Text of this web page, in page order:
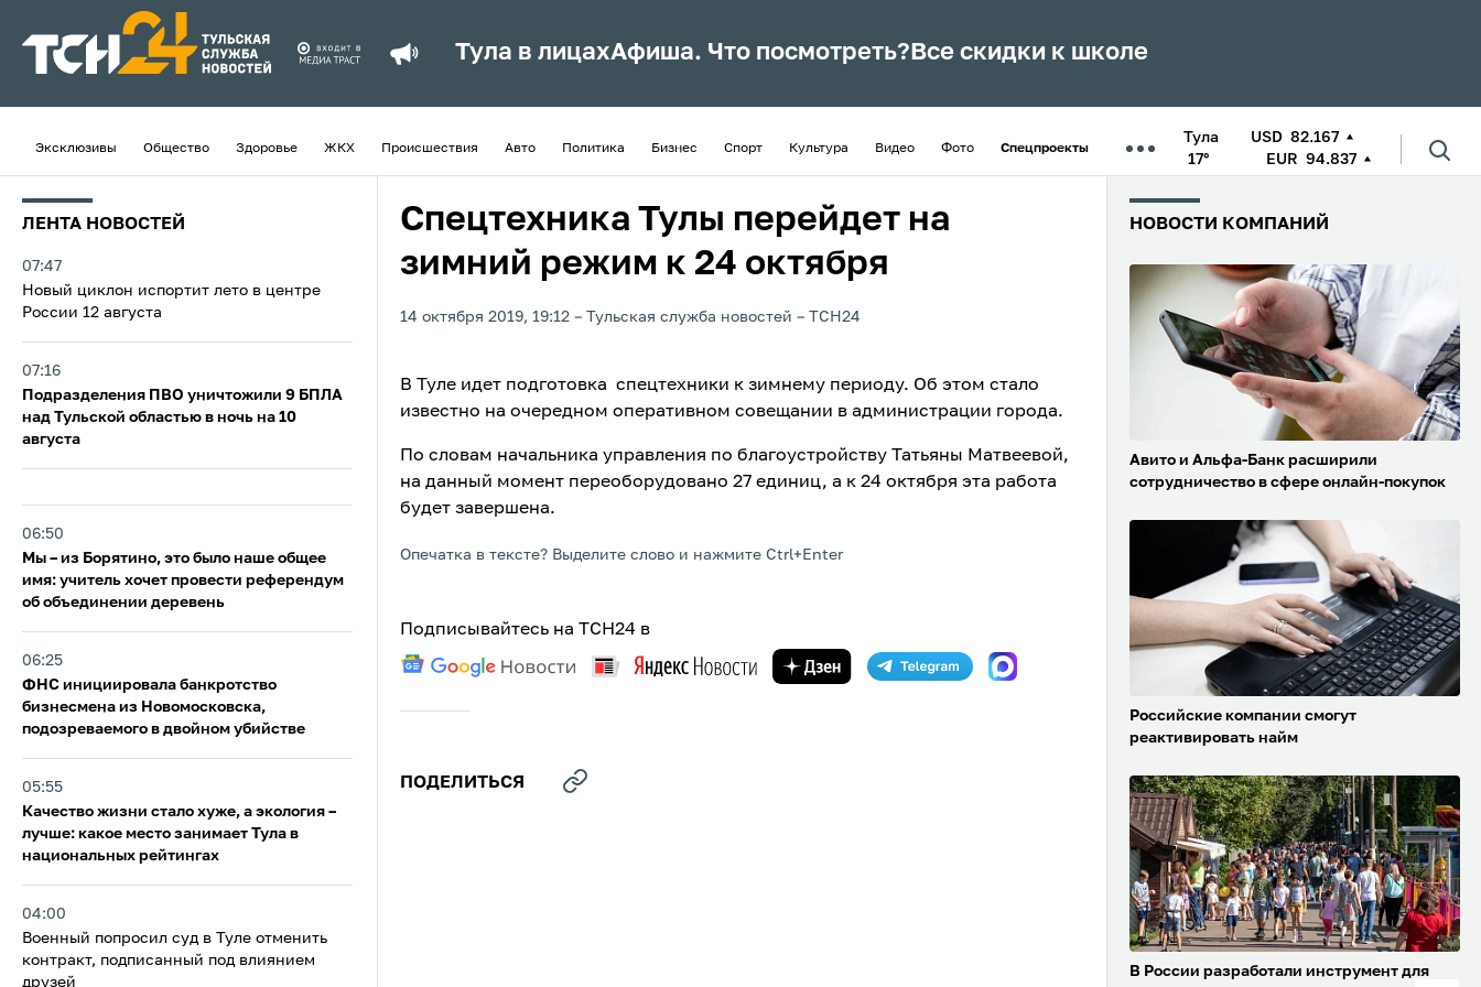
Тула в лицахАфиша. Что посмотреть? Все скидки к школе
Эксклюзивы Общество Здоровье ЖКХ Происшествия Авто Политика Бизнес Спорт Культура Видео Фото Спецпроекты
Тула
17°
USD 82.167
EUR 94.837
ЛЕНТА НОВОСТЕЙ
07:47
Новый циклон испортит лето в центре
России 12 августа
07:16
Подразделения ПВО уничтожили 9 БПЛА
над Тульской областью в ночь на 10
августа
06:50
Мы – из Борятино, это было наше общее
имя: учитель хочет провести референдум
об объединении деревень
06:25
ФНС инициировала банкротство
бизнесмена из Новомосковска,
подозреваемого в двойном убийстве
05:55
Качество жизни стало хуже, а экология –
лучше: какое место занимает Тула в
национальных рейтингах
04:00
Военный попросил суд в Туле отменить
контракт, подписанный под влиянием
друзей
Спецтехника Тулы перейдет на
зимний режим к 24 октября
14 октября 2019, 19:12 Тульская служба новостей ТСН24
В Туле идет подготовка спецтехники к зимнему периоду. Об этом стало
известно на очередном оперативном совещании в администрации города.
По словам начальника управления по благоустройству Татьяны Матвеевой,
на данный момент переоборудовано 27 единиц, а к 24 октября эта работа
будет завершена.
Опечатка в тексте? Выделите слово и нажмите Ctrl+Enter
Подписывайтесь на ТСН24 в
ПОДЕЛИТЬСЯ
НОВОСТИ КОМПАНИЙ
Авито и Альфа-Банк расширили
сотрудничество в сфере онлайн-покупок
Российские компании смогут
реактивировать найм
В России разработали инструмент для